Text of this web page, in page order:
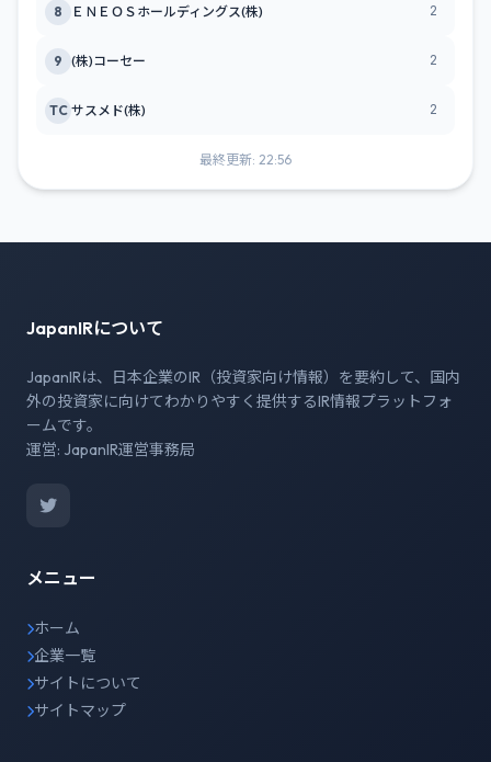
8 ＥＮＥＯＳホールディングス(株) 2
9 (株)コーセー 2
TC サスメド(株) 2
最終更新: 22:56
JapanIRについて
JapanIRは、日本企業のIR（投資家向け情報）を要約して、国内
外の投資家に向けてわかりやすく提供するIR情報プラットフォ
ームです。
運営: JapanIR運営事務局
メニュー
ホーム
企業一覧
サイトについて
サイトマップ